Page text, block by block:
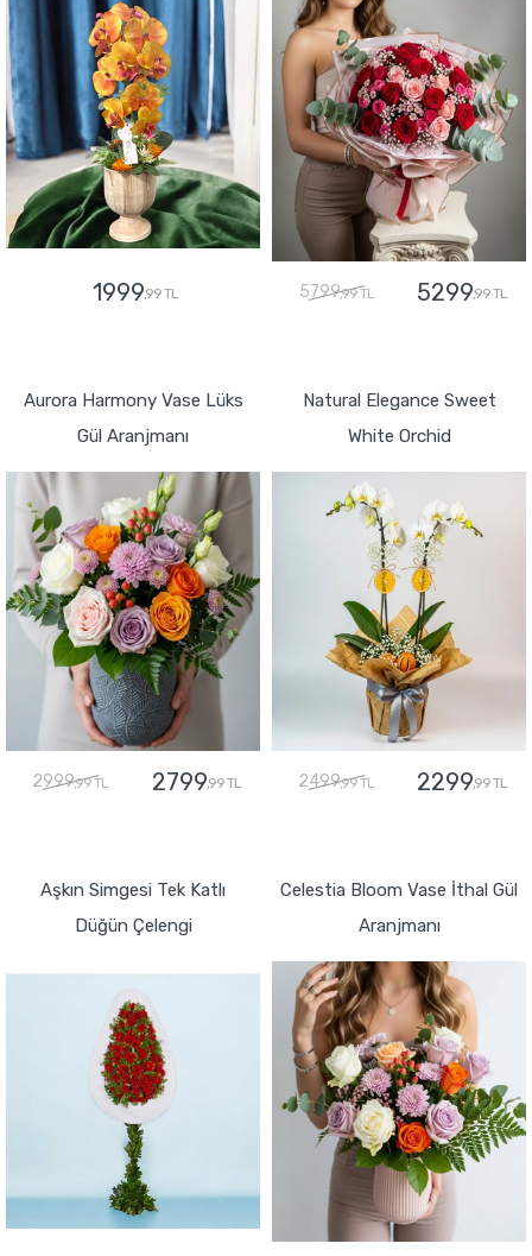
1999,99 TL 5799,99 TL 5299,99 TL
Aurora Harmony Vase Lüks
Gül Aranjmanı
2999,99 TL 2799,99 TL
Natural Elegance Sweet
White Orchid
2499,99 TL 2299,99 TL
Aşkın Simgesi Tek Katlı
Düğün Çelengi
Celestia Bloom Vase İthal Gül
Aranjmanı